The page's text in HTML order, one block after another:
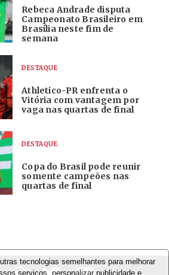
Rebeca Andrade disputa
Campeonato Brasileiro em
Brasília neste fim de
semana
DESTAQUE
Athletico-PR enfrenta o
Vitória com vantagem por
vaga nas quartas de final
DESTAQUE
Copa do Brasil pode reunir
somente campeões nas
quartas de final
tecnologias semelhantes para melhorar
serviços, personalizar publicidade e